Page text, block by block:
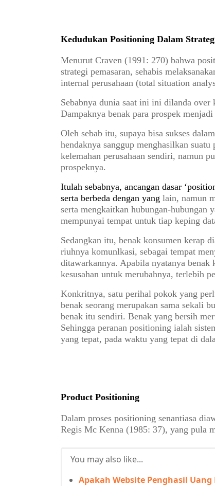
Kedudukan Positioning Dalam
Menurut Craven (1991: 270) bahwa
strategi pemasaran, sehabis
internal perusahaan (total situation
Sebabnya dunia saat ini ini dilanda
Dampaknya benak para prospek
Oleh sebab itu, supaya bisa sukses
hendaknya sanggup menghasilkan
kelemahan perusahaan sendiri, namun
prospeknya.
Itulah sebabnya, ancangan dasar
serta berbeda dengan yang lain, namun
serta mengkaitkan hubungan-hubungan
mempunyai tempat untuk tiap keping
Sedangkan itu, benak konsumen kerap
riuhnya komunlkasi, sebagai tempat
ditawarkannya. Apabila nyatanya benak
kesusahan untuk merubahnya, terlebih
Konkritnya, satu perihal pokok yang
benak seorang merupakan sama sekali
benak itu sendiri. Benak yang bersih
Sehingga peranan positioning ialah
yang tepat, pada waktu yang tepat di
Product Positioning
Dalam proses positioning senantiasa
Regis Mc Kenna (1985: 37), yang pula
You may also like...
Apakah Website Penghasil